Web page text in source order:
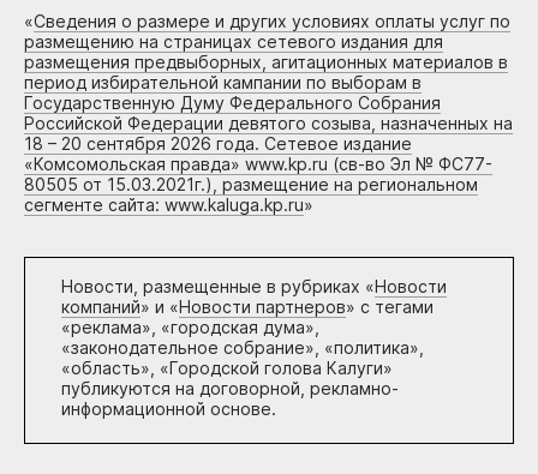
«Сведения о размере и других условиях оплаты услуг по
размещению на страницах сетевого издания для
размещения предвыборных, агитационных материалов в
период избирательной кампании по выборам в
Государственную Думу Федерального Собрания
Российской Федерации девятого созыва, назначенных на
18 – 20 сентября 2026 года. Сетевое издание
«Комсомольская правда» www.kp.ru (св-во Эл № ФС77-
80505 от 15.03.2021г.), размещение на региональном
сегменте сайта: www.kaluga.kp.ru»
Новости, размещенные в рубриках «Новости
компаний» и «Новости партнеров» с тегами
«реклама», «городская дума»,
«законодательное собрание», «политика»,
«область», «Городской голова Калуги»
публикуются на договорной, рекламно-
информационной основе.